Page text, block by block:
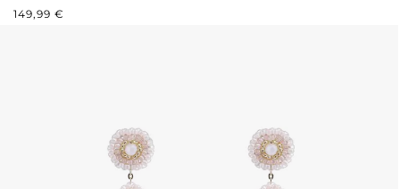
PRIX RÉGULIER :
149,99 €